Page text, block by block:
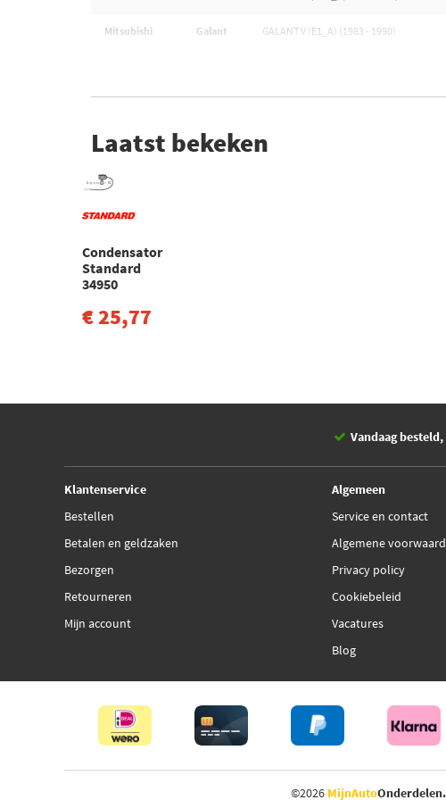
Mitsubishi Galant GALANT V (E1_A) (1983 - 1990)
Laatst bekeken
Condensator
Standard
34950
€ 25,77
Vandaag besteld,
Klantenservice
Bestellen
Betalen en geldzaken
Bezorgen
Retourneren
Mijn account
Algemeen
Service en contact
Algemene
Privacy policy
Cookiebeleid
Vacatures
Blog
©2026 MijnAuto